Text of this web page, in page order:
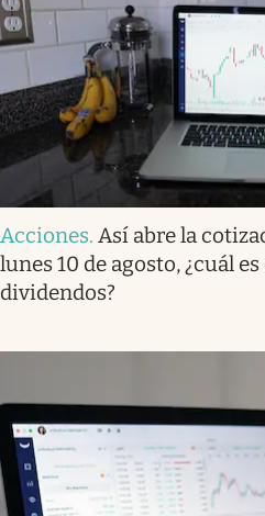
Acciones. Así abre la
lunes 10 de agosto, ¿cuál
dividendos?